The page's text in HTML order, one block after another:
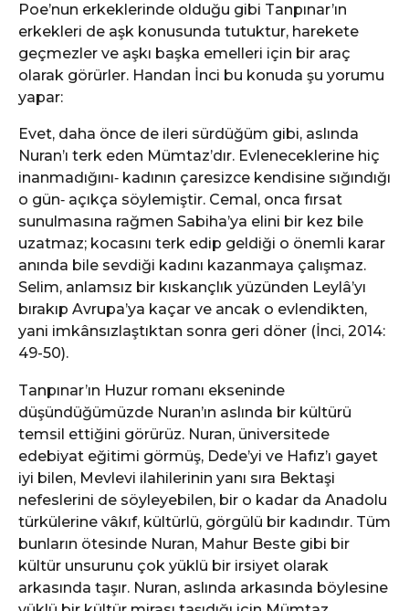
Poe’nun erkeklerinde olduğu gibi Tanpınar’ın
erkekleri de aşk konusunda tutuktur, harekete
geçmezler ve aşkı başka emelleri için bir araç
olarak görürler. Handan İnci bu konuda şu yorumu
yapar:
Evet, daha önce de ileri sürdüğüm gibi, aslında
Nuran’ı terk eden Mümtaz’dır. Evleneceklerine hiç
inanmadığını‐ kadının çaresizce kendisine sığındığı
o gün‐ açıkça söylemiştir. Cemal, onca fırsat
sunulmasına rağmen Sabiha’ya elini bir kez bile
uzatmaz; kocasını terk edip geldiği o önemli karar
anında bile sevdiği kadını kazanmaya çalışmaz.
Selim, anlamsız bir kıskançlık yüzünden Leylâ’yı
bırakıp Avrupa’ya kaçar ve ancak o evlendikten,
yani imkânsızlaştıktan sonra geri döner (İnci, 2014:
49-50).
Tanpınar’ın Huzur romanı ekseninde
düşündüğümüzde Nuran’ın aslında bir kültürü
temsil ettiğini görürüz. Nuran, üniversitede
edebiyat eğitimi görmüş, Dede’yi ve Hafız’ı gayet
iyi bilen, Mevlevi ilahilerinin yanı sıra Bektaşi
nefeslerini de söyleyebilen, bir o kadar da Anadolu
türkülerine vâkıf, kültürlü, görgülü bir kadındır. Tüm
bunların ötesinde Nuran, Mahur Beste gibi bir
kültür unsurunu çok yüklü bir irsiyet olarak
arkasında taşır. Nuran, aslında arkasında böylesine